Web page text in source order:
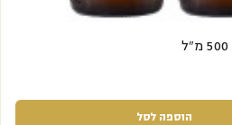
הוספה לסל